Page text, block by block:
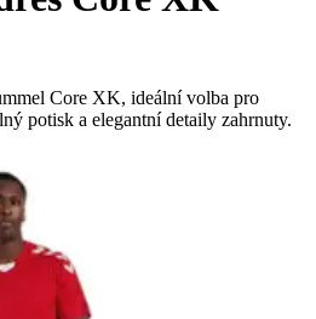
Core XK, ideální volba pro
potisk a elegantní detaily zahrnuty.